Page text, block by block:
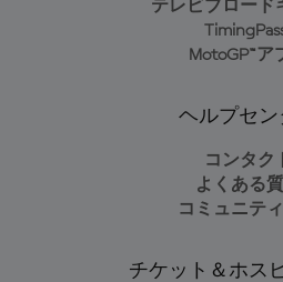
テレビブロード
MotoGP™ア
ヘルプセン
コンタク
よくある
コミュニテ
チケット＆ホス